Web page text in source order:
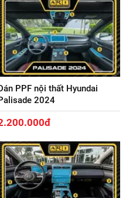
PPF nội thất Hyundai
2024